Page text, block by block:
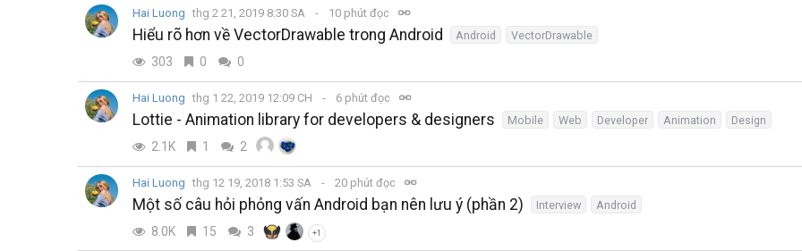
Hai Luong thg 2 21, 2019 8:30 SA 10 phút đọc
Hiểu rõ hơn về VectorDrawable trong Android Android VectorDrawable
303 0 0
Hai Luong thg 1 22, 2019 12:09 CH 6 phút đọc
Lottie - Animation library for developers & designers Mobile Web Developer Animation Design
2.1K 1 2
Hai Luong thg 12 19, 2018 1:53 SA 20 phút đọc
Một số câu hỏi phỏng vấn Android bạn nên lưu ý (phần 2) Interview Android
8.0K 15 3 +1